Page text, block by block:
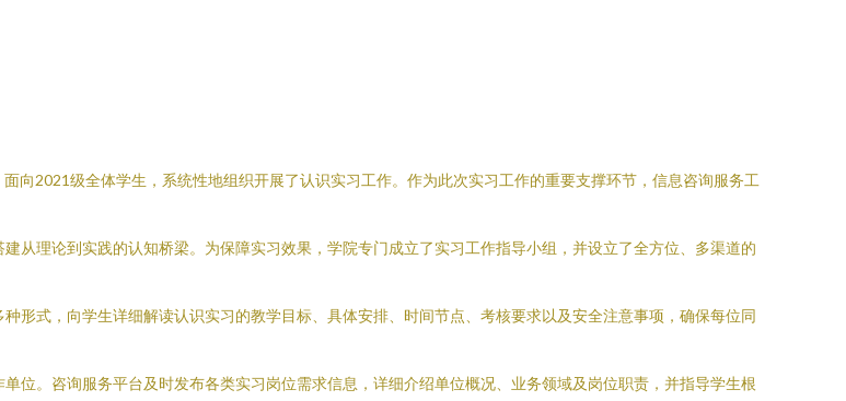
向2021级全体学生，系统性地组织开展了认识实习工作。作为此次实习工作的重要支撑环节，信息咨询服务工
从理论到实践的认知桥梁。为保障实习效果，学院专门成立了实习工作指导小组，并设立了全方位、多渠道的
形式，向学生详细解读认识实习的教学目标、具体安排、时间节点、考核要求以及安全注意事项，确保每位同
位。咨询服务平台及时发布各类实习岗位需求信息，详细介绍单位概况、业务领域及岗位职责，并指导学生根